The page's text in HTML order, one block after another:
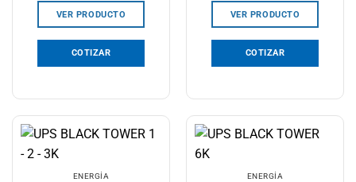
VER PRODUCTO
COTIZAR
VER PRODUCTO
COTIZAR
ENERGÍA ENERGÍA